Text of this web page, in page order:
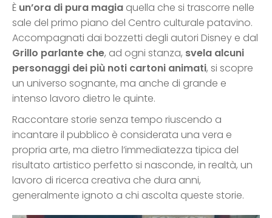
È un’ora di pura magia quella che si trascorre nelle
sale del primo piano del Centro culturale patavino.
Accompagnati dai bozzetti degli autori Disney e dal
Grillo parlante che, ad ogni stanza, svela alcuni
personaggi dei più noti cartoni animati, si scopre
un universo sognante, ma anche di grande e
intenso lavoro dietro le quinte.
Raccontare storie senza tempo riuscendo a
incantare il pubblico è considerata una vera e
propria arte, ma dietro l’immediatezza tipica del
risultato artistico perfetto si nasconde, in realtà, un
lavoro di ricerca creativa che dura anni,
generalmente ignoto a chi ascolta queste storie.